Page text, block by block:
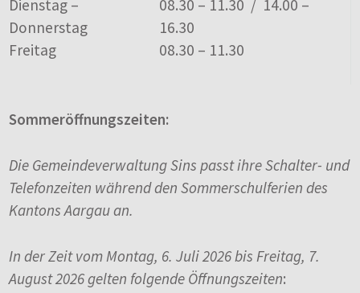
Dienstag –
Donnerstag
08.30 – 11.30 / 14.00 –
16.30
Freitag
08.30 – 11.30
Sommeröffnungszeiten:
Die Gemeindeverwaltung Sins passt ihre Schalter- und
Telefonzeiten während den Sommerschulferien des
Kantons Aargau an.
In der Zeit vom Montag, 6. Juli 2026 bis Freitag, 7.
August 2026 gelten folgende Öffnungszeiten: